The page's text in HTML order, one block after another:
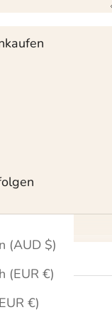
Australien (AUD $)
Österreich (EUR €)
Belgien (EUR €)